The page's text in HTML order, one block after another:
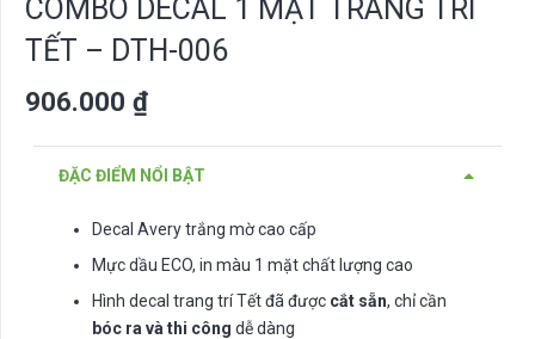
COMBO DECAL 1 MẶT TRANG TRÍ
TẾT – DTH-006
906.000 ₫
ĐẶC ĐIỂM NỔI BẬT
Decal Avery trắng mờ cao cấp
Mực dầu ECO, in màu 1 mặt chất lượng cao
Hình decal trang trí Tết đã được cắt sẵn, chỉ cần
bóc ra và thi công dễ dàng